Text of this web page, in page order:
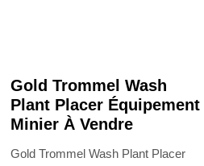
Gold Trommel Wash
Plant Placer Équipement
Minier À Vendre
Gold Trommel Wash Plant Placer